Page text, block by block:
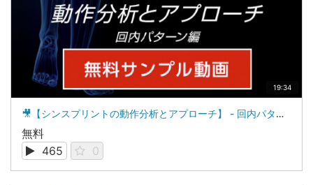
19:34
🎥【シンスプリントの動作分析とアプローチ】 - 回内パターン編 - サンプル動画
無料
465
0